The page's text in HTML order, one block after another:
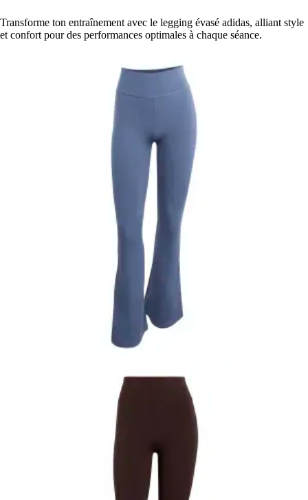
Transforme ton entraînement avec le legging évasé adidas, alliant style
et confort pour des performances optimales à chaque séance.